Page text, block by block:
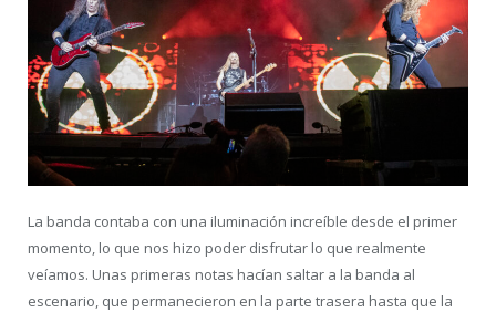
La banda contaba con una iluminación increíble desde el primer
momento, lo que nos hizo poder disfrutar lo que realmente
veíamos. Unas primeras notas hacían saltar a la banda al
escenario, que permanecieron en la parte trasera hasta que la